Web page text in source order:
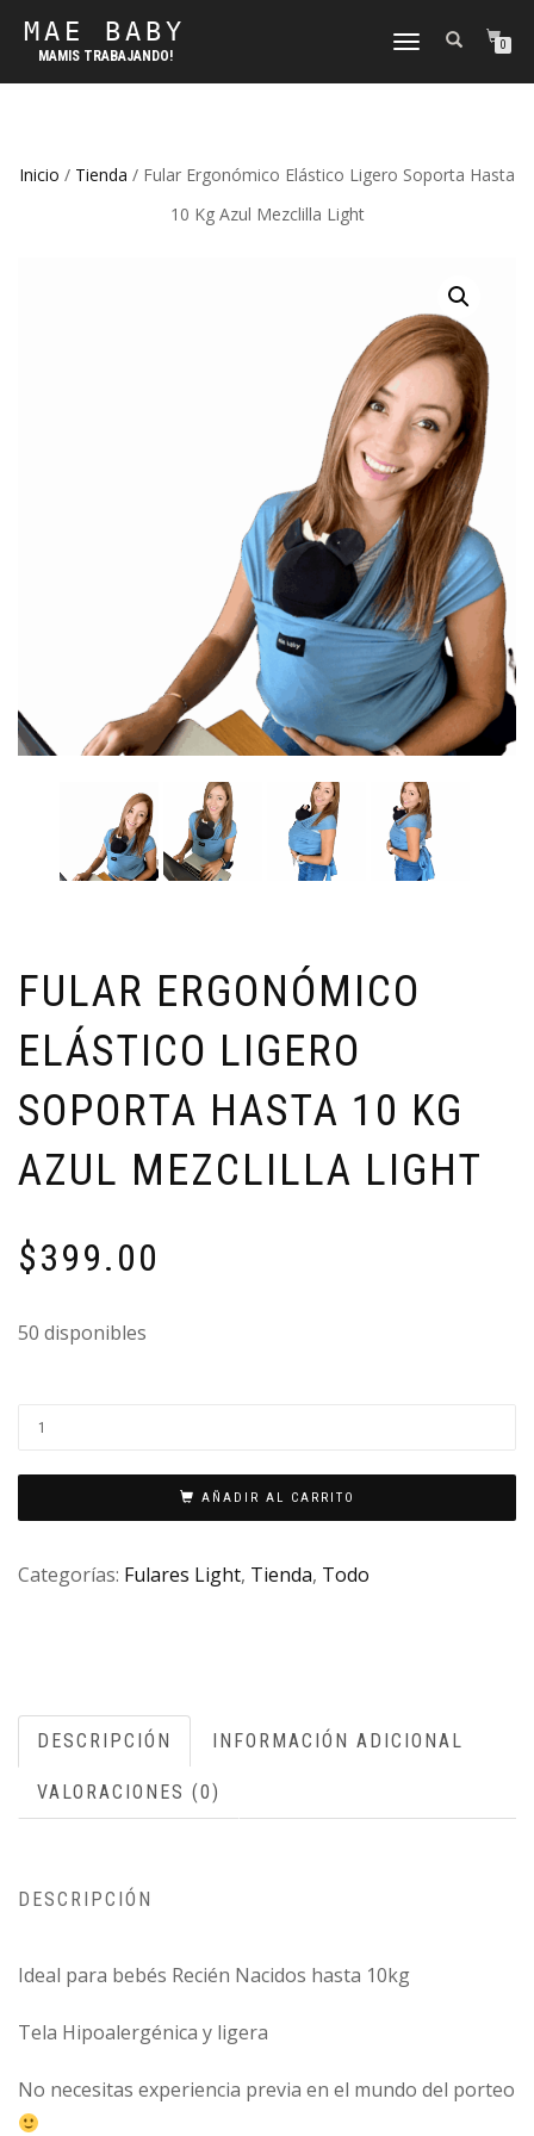
MAE BABY
MAMIS TRABAJANDO!
CAMBIAR
0
Inicio / Tienda / Fular Ergonómico Elástico Ligero Soporta Hasta
10 Kg Azul Mezclilla Light
FULAR ERGONÓMICO
ELÁSTICO LIGERO
SOPORTA HASTA 10 KG
AZUL MEZCLILLA LIGHT
$399.00
50 disponibles
AÑADIR AL CARRITO
Categorías: Fulares Light, Tienda, Todo
DESCRIPCIÓN INFORMACIÓN ADICIONAL
VALORACIONES (0)
DESCRIPCIÓN
Ideal para bebés Recién Nacidos hasta 10kg
Tela Hipoalergénica y ligera
No necesitas experiencia previa en el mundo del porteo